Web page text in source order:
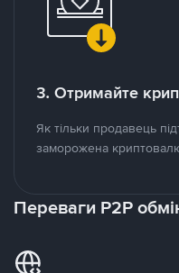
3. Отримайте
Як тільки продавець
заморожена
Переваги P2P